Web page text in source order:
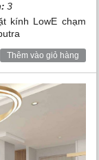
khu đô thị. Sân
tiêu chuẩn thế
tay golf hạng
3
kính LowE chạm
Thêm vào giỏ hàng